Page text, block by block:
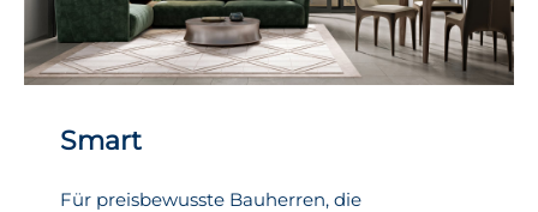
Smart
Für preisbewusste Bauherren, die